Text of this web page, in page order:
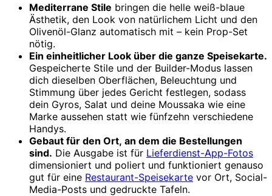
Mediterrane Stile bringen die helle weiß-blaue
Ästhetik, den Look von natürlichem Licht und den
Olivenöl-Glanz automatisch mit – kein Prop-Set
nötig.
Ein einheitlicher Look über die ganze Speisekarte.
Gespeicherte Stile und der Builder-Modus lassen
dich dieselben Oberflächen, Beleuchtung und
Stimmung über jedes Gericht festlegen, sodass
dein Gyros, Salat und deine Moussaka wie eine
Marke aussehen statt wie fünfzehn verschiedene
Handys.
Gebaut für den Ort, an dem die Bestellungen
sind. Die Ausgabe ist für Lieferdienst-App-Fotos
dimensioniert und poliert und funktioniert genauso
gut für eine Restaurant-Speisekarte vor Ort, Social-
Media-Posts und gedruckte Tafeln.